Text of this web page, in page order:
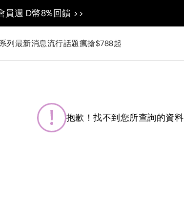
員週 D幣8%回饋 >>
列最新消息流行話題瘋搶$788起
抱歉！找不到您所查詢的資料